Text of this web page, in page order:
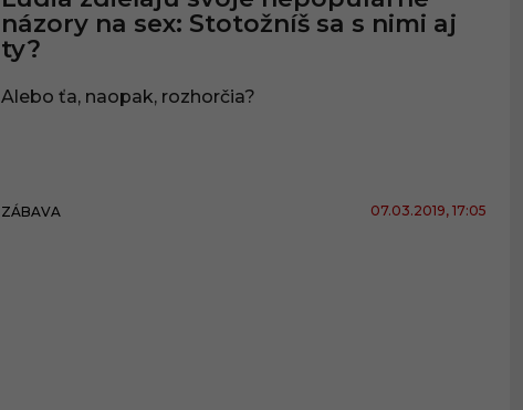
názory na sex: Stotožníš sa s nimi aj
ty?
Alebo ťa, naopak, rozhorčia?
ZÁBAVA 07.03.2019, 17:05